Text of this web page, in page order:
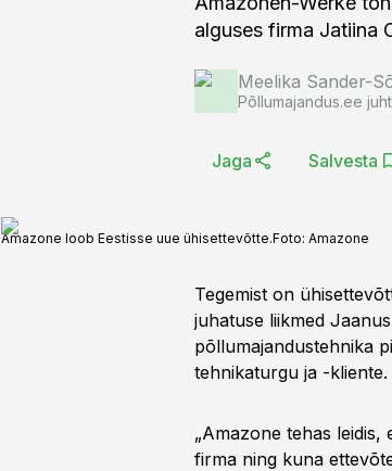
alguses firma Jatiina
Meelika Sander-
Põllumajandus.ee juht
Jaga Salvesta
Amazone loob Eestisse uue ühisettevõtte.Foto: Amazone
Tegemist on
juhatuse liikmed
põllumajandustehnika
tehnikaturgu ja -kliente.
„Amazone tehas
firma ning kuna